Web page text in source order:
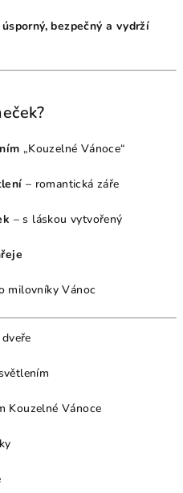
úsporný, bezpečný a vydrží
„Kouzelné Vánoce“
– romantická záře
– s láskou vytvořený
milovníky Vánoc
Kouzelné Vánoce